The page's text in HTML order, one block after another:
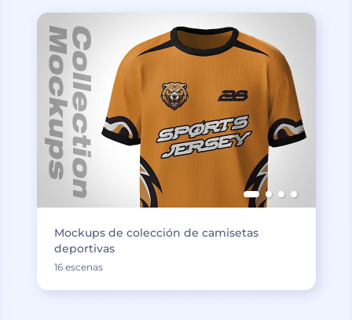
Mockups de colección de camisetas
deportivas
16 escenas